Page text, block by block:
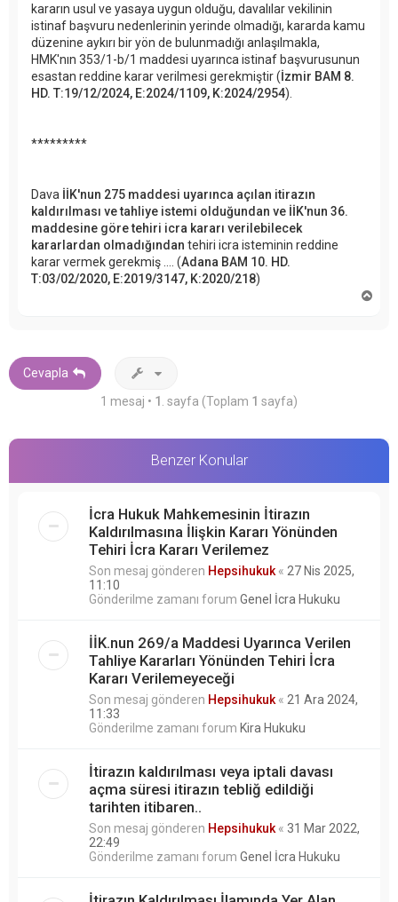
kararın usul ve yasaya uygun olduğu, davalılar vekilinin
istinaf başvuru nedenlerinin yerinde olmadığı, kararda kamu
düzenine aykırı bir yön de bulunmadığı anlaşılmakla,
HMK'nın 353/1-b/1 maddesi uyarınca istinaf başvurusunun
esastan reddine karar verilmesi gerekmiştir (İzmir BAM 8.
HD. T:19/12/2024, E:2024/1109, K:2024/2954).
*********
Dava İİK'nun 275 maddesi uyarınca açılan itirazın
kaldırılması ve tahliye istemi olduğundan ve İİK'nun 36.
maddesine göre tehiri icra kararı verilebilecek
kararlardan olmadığından tehiri icra isteminin reddine
karar vermek gerekmiş .... (Adana BAM 10. HD.
T:03/02/2020, E:2019/3147, K:2020/218)
Cevapla
1 mesaj • 1 . sayfa (Toplam 1 sayfa)
Benzer Konular
İcra Hukuk Mahkemesinin İtirazın
Kaldırılmasına İlişkin Kararı Yönünden
Tehiri İcra Kararı Verilemez
Son mesaj gönderen Hepsihukuk « 27 Nis 2025,
11:10
Gönderilme zamanı forum Genel İcra Hukuku
İİK.nun 269/a Maddesi Uyarınca Verilen
Tahliye Kararları Yönünden Tehiri İcra
Kararı Verilemeyeceği
Son mesaj gönderen Hepsihukuk « 21 Ara 2024,
11:33
Gönderilme zamanı forum Kira Hukuku
İtirazın kaldırılması veya iptali davası
açma süresi itirazın tebliğ edildiği
tarihten itibaren..
Son mesaj gönderen Hepsihukuk « 31 Mar 2022,
22:49
Gönderilme zamanı forum Genel İcra Hukuku